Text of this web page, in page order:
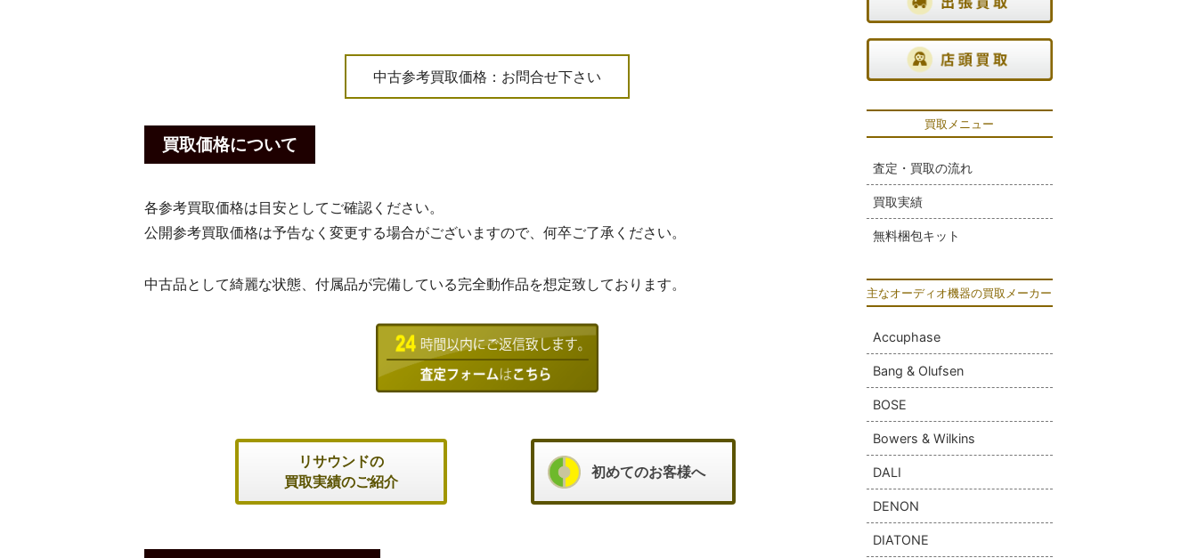
中古参考買取価格：お問合せ下さい
買取価格について
各参考買取価格は目安としてご確認ください。
公開参考買取価格は予告なく変更する場合がございますので、何卒ご了承ください。
中古品として綺麗な状態、付属品が完備している完全動作品を想定致しております。
リサウンドの
買取実績のご紹介
初めてのお客様へ
買取メニュー
査定・買取の流れ
買取実績
無料梱包キット
主なオーディオ機器の買取メーカー
Accuphase
Bang & Olufsen
BOSE
Bowers & Wilkins
DALI
DENON
DIATONE